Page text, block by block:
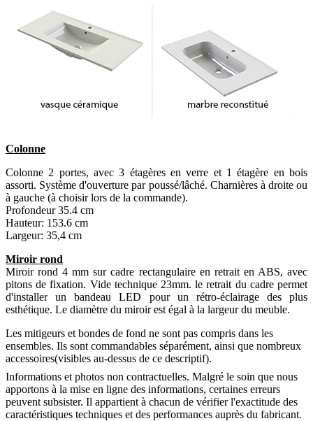
Colonne
Colonne 2 portes, avec 3 étagères en verre et 1 étagère en bois
assorti. Système d'ouverture par poussé/lâché. Charnières à droite ou
à gauche (à choisir lors de la commande).
Profondeur 35.4 cm
Hauteur: 153.6 cm
Largeur: 35,4 cm
Miroir rond
Miroir rond 4 mm sur cadre rectangulaire en retrait en ABS, avec
pitons de fixation. Vide technique 23mm. le retrait du cadre permet
d'installer un bandeau LED pour un rétro-éclairage des plus
esthétique. Le diamètre du miroir est égal à la largeur du meuble.
Les mitigeurs et bondes de fond ne sont pas compris dans les
ensembles. Ils sont commandables séparément, ainsi que nombreux
accessoires(visibles au-dessus de ce descriptif).
Informations et photos non contractuelles. Malgré le soin que nous
apportons à la mise en ligne des informations, certaines erreurs
peuvent subsister. Il appartient à chacun de vérifier l'exactitude des
caractéristiques techniques et des performances auprès du fabricant.